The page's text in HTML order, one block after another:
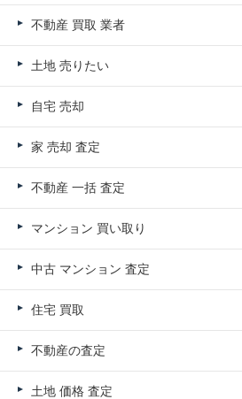
不動産 買取 業者
土地 売りたい
自宅 売却
家 売却 査定
不動産 一括 査定
マンション 買い取り
中古 マンション 査定
住宅 買取
不動産の査定
土地 価格 査定